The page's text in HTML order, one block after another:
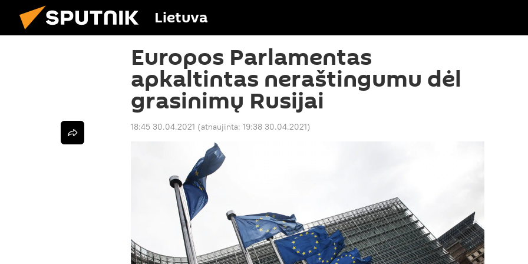
Lietuva
Europos Parlamentas
apkaltintas neraštingumu dėl
grasinimų Rusijai
18:45 30.04.2021 (atnaujinta: 19:38 30.04.2021)